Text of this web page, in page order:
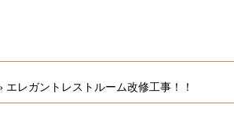
エレガントレストルーム改修工事！！